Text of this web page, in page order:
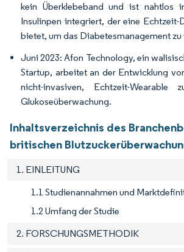
kein Überklebeband und ist nahtlos
Insulinpen integriert, der eine Echtzeit-
bietet, um das Diabetesmanagement zu
Juni 2023: Afon Technology, ein
Startup, arbeitet an der Entwicklung
nicht-invasiven, Echtzeit-Wearable
Glukoseüberwachung.
Inhaltsverzeichnis des
britischen
1. EINLEITUNG
1.1 Studienannahmen und
1.2 Umfang der Studie
2. FORSCHUNGSMETHODIK